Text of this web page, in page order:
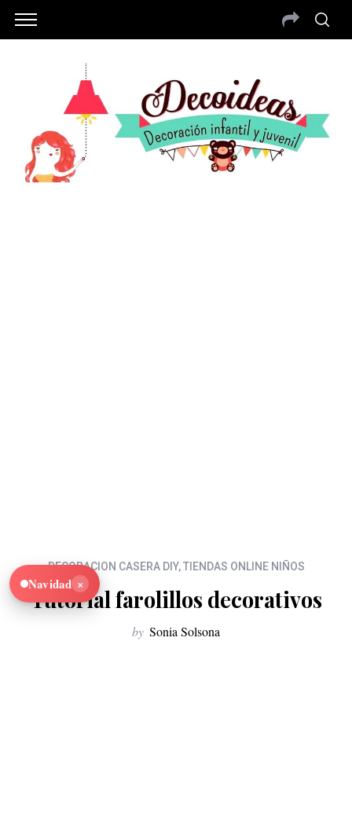
DECORACION CASERA DIY,TIENDAS ONLINE NIÑOS
Tutorial farolillos decorativos
by Sonia Solsona
Navidad ×